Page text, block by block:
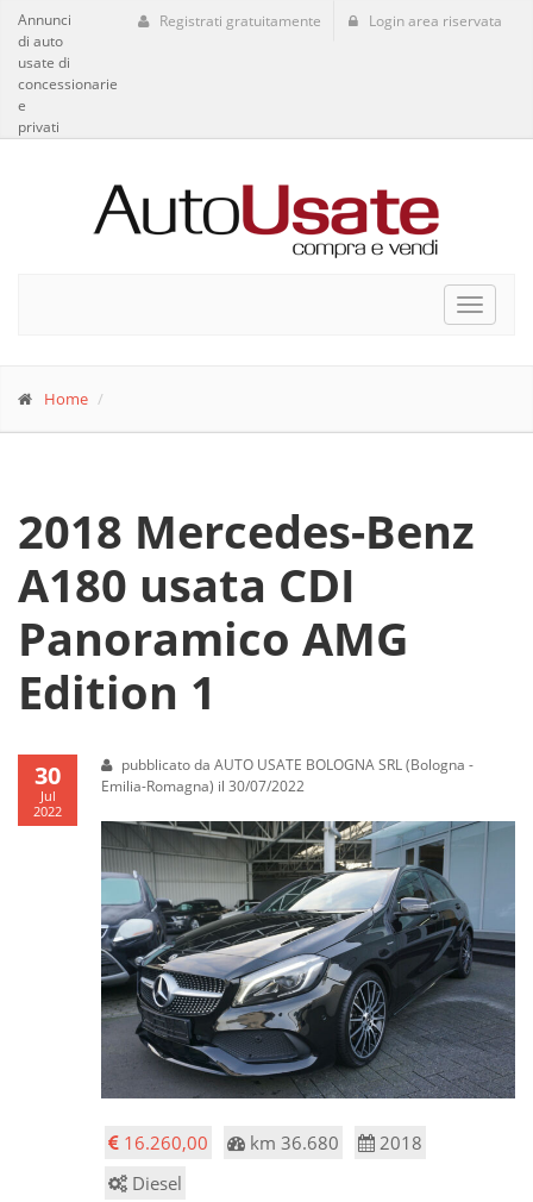
Annunci
di auto
usate di
concessionarie
e
privati
Registrati gratuitamente Login area riservata
Toggle
Home
2018 Mercedes-Benz
A180 usata CDI
Panoramico AMG
Edition 1
30
Jul
2022
pubblicato da AUTO USATE BOLOGNA SRL (Bologna -
Emilia-Romagna) il 30/07/2022
16.260,00 km 36.680
2018
Diesel